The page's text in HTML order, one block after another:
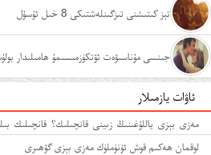
تېز كىتىشنى تىزگىنلەشتىكى 8 خىل ئۇسۇل
جىنسى مۇناسىۋەت ئۆتكۈزمىسىمۇ ھامىلىدار
ئاۋات يازمىلار
مەزى بېزى ياللۇغىنىڭ زىينى قانچىلىك؟ قانچىلىك
مەزى بېزى ياللۇغىغا قەتئى سەل قارىماڭ!
لوقمان ھەكىم قوش ئۈنۈملۈك مەزى بېزى گۆھىرى